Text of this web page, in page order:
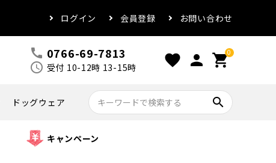
ログイン 会員登録 お問い合わせ
call 0766-69-7813
schedule 受付 10-12時 13-15時 favorite person 0
shopping_cart
ドッグウェア search
キャンペーン